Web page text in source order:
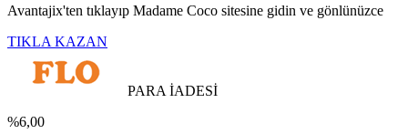
Avantajix'ten tıklayıp Madame Coco sitesine gidin ve gönlünüzce
TIKLA KAZAN
PARA İADESİ
%6,00